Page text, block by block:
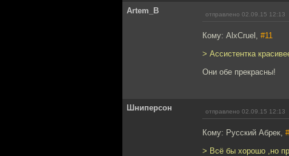
Artem_B отправлено 02.09.15 12:13
Кому: AlxCruel, #11
> Ассистентка
Они обе прекрасны!
Шниперсон отправлено 02.09.15 12:13
Кому: Русский Абрек,
> Всё бы хорошо ,но